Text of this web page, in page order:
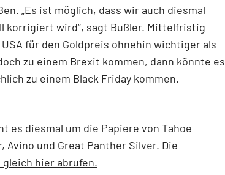
„Es ist möglich, dass wir auch diesmal
korrigiert wird“, sagt Bußler. Mittelfristig
für den Goldpreis ohnehin wichtiger als
zu einem Brexit kommen, dann könnte es
zu einem Black Friday kommen.
es diesmal um die Papiere von Tahoe
Avino und Great Panther Silver. Die
gleich hier abrufen.